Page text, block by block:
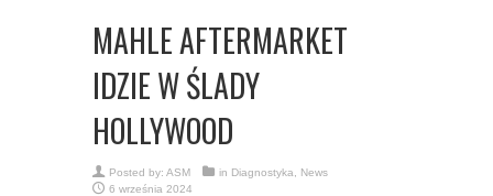
MAHLE AFTERMARKET
IDZIE W ŚLADY
HOLLYWOOD
Posted by: ASM in Diagnostyka
News
6 września 2024